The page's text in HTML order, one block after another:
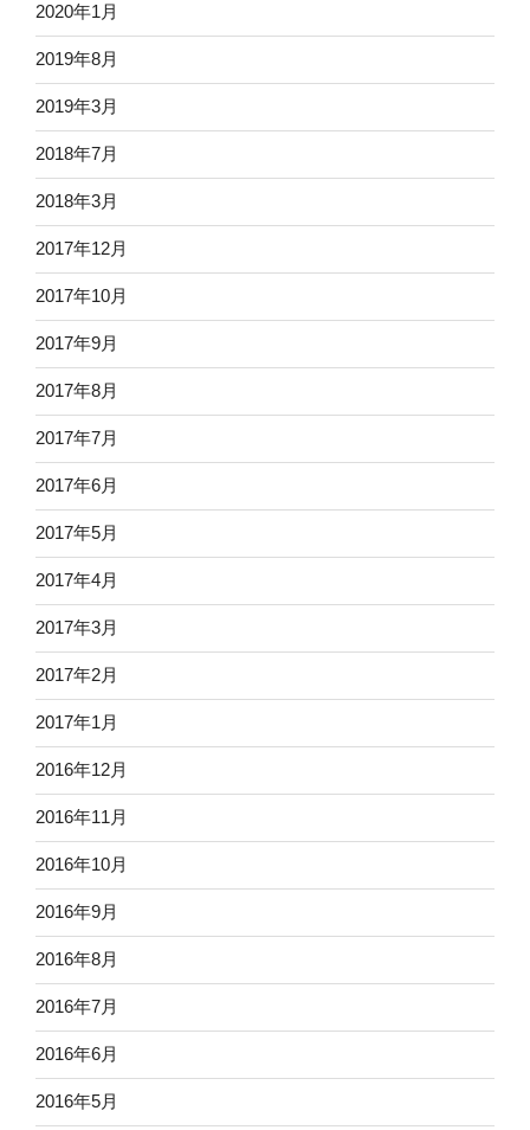
2020年1月
2019年8月
2019年3月
2018年7月
2018年3月
2017年12月
2017年10月
2017年9月
2017年8月
2017年7月
2017年6月
2017年5月
2017年4月
2017年3月
2017年2月
2017年1月
2016年12月
2016年11月
2016年10月
2016年9月
2016年8月
2016年7月
2016年6月
2016年5月